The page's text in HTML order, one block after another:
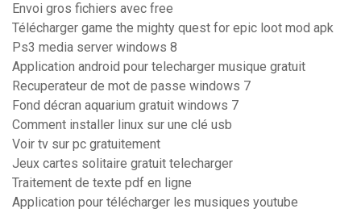
Envoi gros fichiers avec free
Télécharger game the mighty quest for epic loot mod apk
Ps3 media server windows 8
Application android pour telecharger musique gratuit
Recuperateur de mot de passe windows 7
Fond décran aquarium gratuit windows 7
Comment installer linux sur une clé usb
Voir tv sur pc gratuitement
Jeux cartes solitaire gratuit telecharger
Traitement de texte pdf en ligne
Application pour télécharger les musiques youtube